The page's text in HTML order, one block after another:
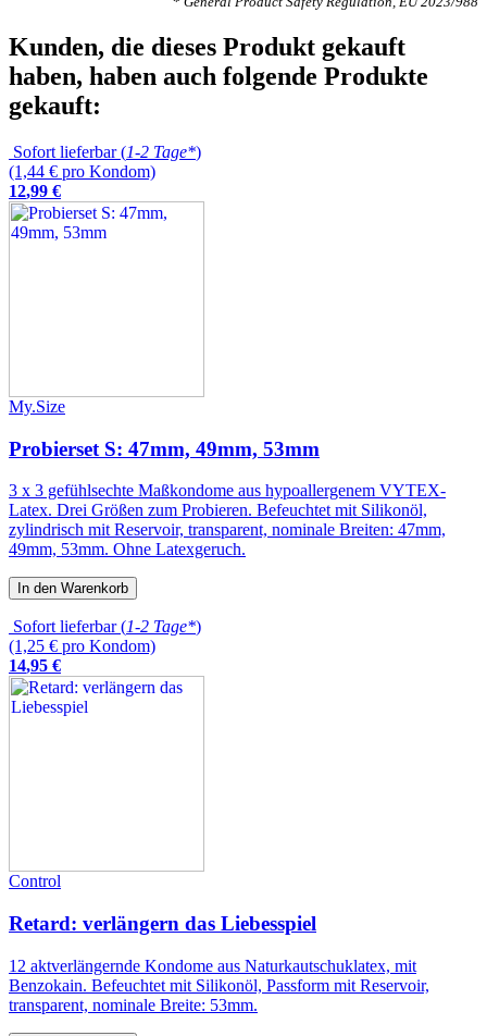
Kunden, die dieses Produkt gekauft
haben, haben auch folgende Produkte
gekauft:
Sofort lieferbar (1-2 Tage*)
(1,44 € pro Kondom)
12,99 €
My.Size
Probierset S: 47mm, 49mm, 53mm
3 x 3 gefühlsechte Maßkondome aus hypoallergenem VYTEX-
Latex. Drei Größen zum Probieren. Befeuchtet mit Silikonöl,
zylindrisch mit Reservoir, transparent, nominale Breiten: 47mm,
49mm, 53mm. Ohne Latexgeruch.
In den Warenkorb
Sofort lieferbar (1-2 Tage*)
(1,25 € pro Kondom)
14,95 €
Control
Retard: verlängern das Liebesspiel
12 aktverlängernde Kondome aus Naturkautschuklatex, mit
Benzokain. Befeuchtet mit Silikonöl, Passform mit Reservoir,
transparent, nominale Breite: 53mm.